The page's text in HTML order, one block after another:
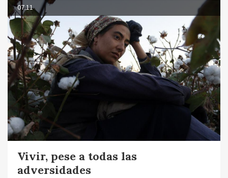
07.11
Vivir, pese a todas las
adversidades